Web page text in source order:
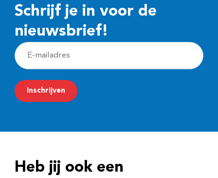
Schrijf je in voor de
nieuwsbrief!
E
-
m
a
r
Inschrijven
Heb jij ook een